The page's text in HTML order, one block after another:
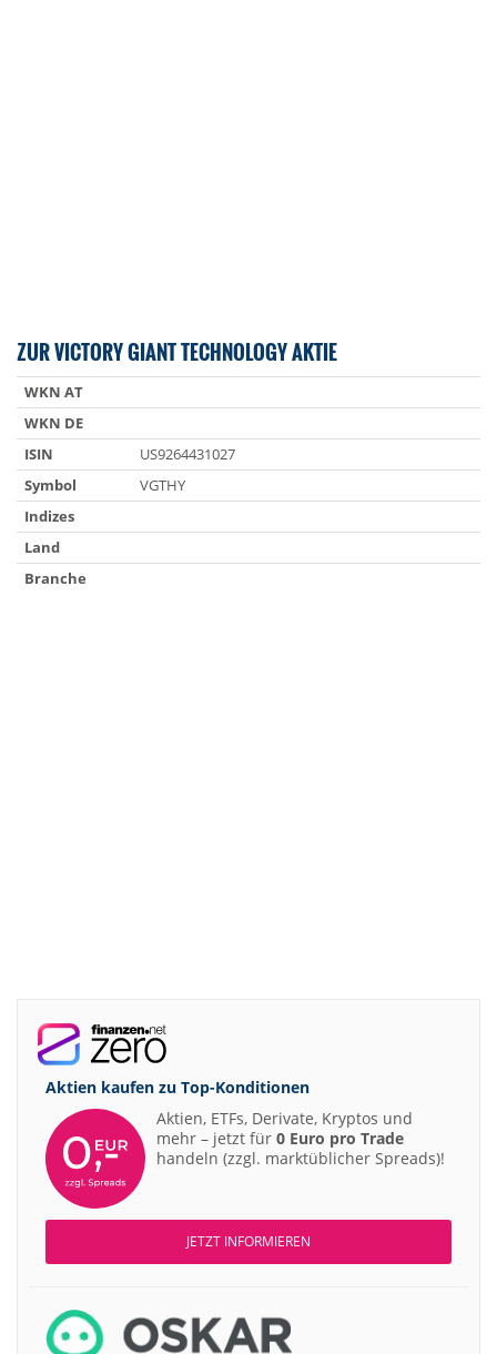
ZUR VICTORY GIANT TECHNOLOGY AKTIE
WKN AT
WKN DE
ISIN
US9264431027
Symbol
VGTHY
Indizes
Land
Branche
Aktien kaufen zu Top-Konditionen
Aktien, ETFs, Derivate, Kryptos und
mehr – jetzt für 0 Euro pro Trade
handeln (zzgl. marktüblicher Spreads)!
JETZT INFORMIEREN